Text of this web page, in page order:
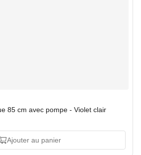
85 cm avec pompe - Violet clair
Ajouter au panier